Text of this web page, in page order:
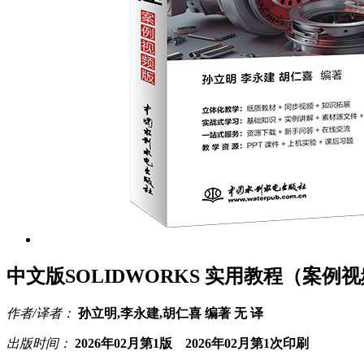
中文版SOLIDWORKS 实用教程（案例
作者/译者： 孙立明,李永建,胡仁喜 编著 无 译
出版时间： 2026年02月第1版 2026年02月第1次印刷